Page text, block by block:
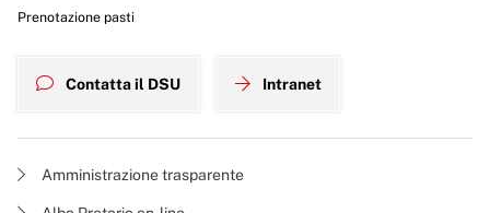
Prenotazione pasti
Contatta il DSU Intranet
Amministrazione trasparente